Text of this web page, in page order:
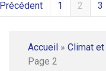
1 2 3
Accueil » Climat
Page 2